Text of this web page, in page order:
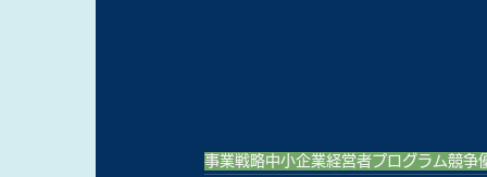
事業戦略中小企業経営者プログラム競争